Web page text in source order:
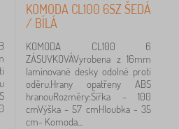
KOMODA CL100 6SZ ŠEDÁ
/ BÍLÁ
KOMODA CL100 6
ZÁSUVKOVÁVyrobena z 16mm
laminované desky odolné proti
oděru.Hrany opatřeny ABS
hranouRozměry:Šířka - 100
cmVýška - 57 cmHloubka - 35
cm- Komoda...